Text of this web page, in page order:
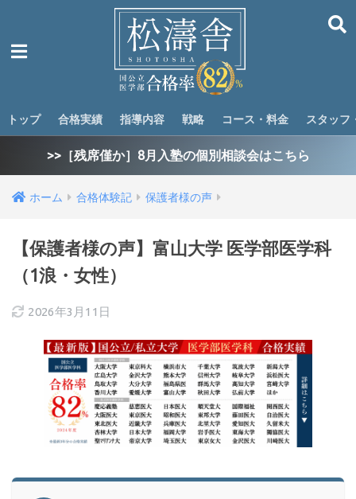
トップ 合格実績 指導内容 戦略 コース・料金 スタッフ
>>［残席僅か］8月入塾の個別相談会はこちら
ホーム 合格体験記 保護者様の声
【保護者様の声】富山大学 医学部医学科
（1浪・女性）
2026年3月11日